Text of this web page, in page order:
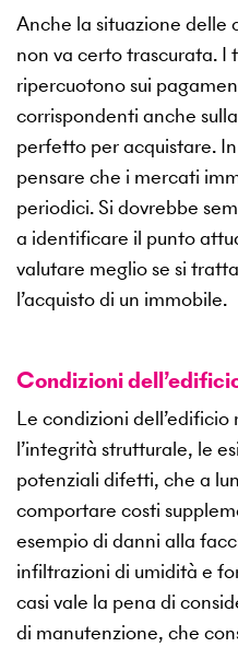
Anche la situazione
non va certo trascurata. I
ripercuotono sui
corrispondenti anche
perfetto per acquistare.
pensare che i mercati
periodici. Si dovrebbe
a identificare il punto
valutare meglio se si
l’acquisto di un immobile.
Condizioni
Le condizioni
l’integrità strutturale, le
potenziali difetti, che a
comportare costi
esempio di danni alla
infiltrazioni di umidità e
casi vale la pena di
di manutenzione, che